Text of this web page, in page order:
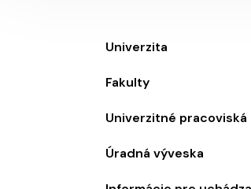
Menu
Univerzita
Fakulty
Univerzitné pracoviská
Úradná výveska